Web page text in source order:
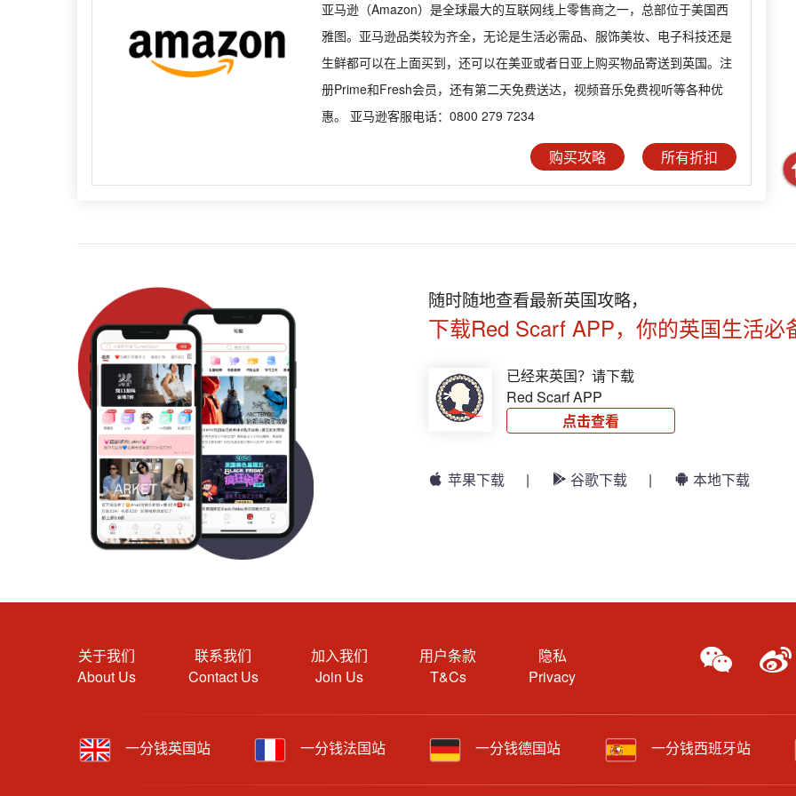
亚马逊（Amazon）是全球最大的互联网线上零售商之一，总部位于美国西
雅图。亚马逊品类较为齐全，无论是生活必需品、服饰美妆、电子科技还是
生鲜都可以在上面买到，还可以在美亚或者日亚上购买物品寄送到英国。注
册Prime和Fresh会员，还有第二天免费送达，视频音乐免费视听等各种优
惠。 亚马逊客服电话：0800 279 7234
购买攻略 所有折扣
随时随地查看最新英国攻略，
下载Red Scarf APP，你的英国生活必
已经来英国？请下载
Red Scarf APP
点击查看
苹果下载 | 谷歌下载 | 本地下载
关于我们
About Us
联系我们
Contact Us
加入我们
Join Us
用户条款
T&Cs
隐私
Privacy
一分钱英国站 一分钱法国站 一分钱德国站 一分钱西班牙站